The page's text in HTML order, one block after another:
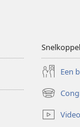
Een
(opent
nieuw
venster)